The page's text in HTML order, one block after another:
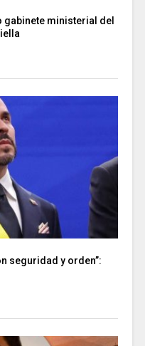
ministerial del
seguridad y orden”: